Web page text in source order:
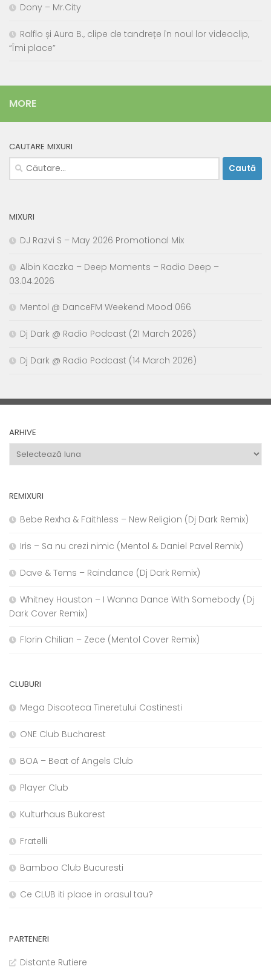
Dony – Mr.City
Ralflo și Aura B., clipe de tandrețe în noul lor videoclip,
“Îmi place”
MORE
CAUTARE MIXURI
Caută
după:
MIXURI
DJ Razvi S – May 2026 Promotional Mix
Albin Kaczka – Deep Moments – Radio Deep –
03.04.2026
Mentol @ DanceFM Weekend Mood 066
Dj Dark @ Radio Podcast (21 March 2026)
Dj Dark @ Radio Podcast (14 March 2026)
ARHIVE
Arhive
REMIXURI
Bebe Rexha & Faithless – New Religion (Dj Dark Remix)
Iris – Sa nu crezi nimic (Mentol & Daniel Pavel Remix)
Dave & Tems – Raindance (Dj Dark Remix)
Whitney Houston – I Wanna Dance With Somebody (Dj
Dark Cover Remix)
Florin Chilian – Zece (Mentol Cover Remix)
CLUBURI
Mega Discoteca Tineretului Costinesti
ONE Club Bucharest
BOA – Beat of Angels Club
Player Club
Kulturhaus Bukarest
Fratelli
Bamboo Club Bucuresti
Ce CLUB iti place in orasul tau?
PARTENERI
Distante Rutiere